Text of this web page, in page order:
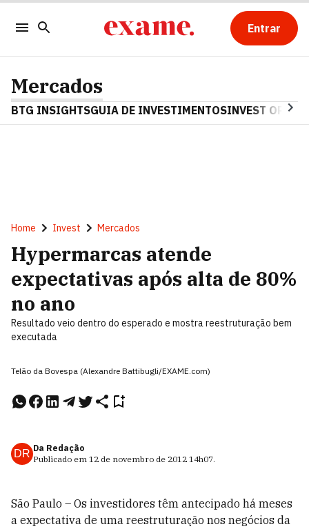
Entrar
Mercados
BTG INSIGHTSGUIA DE INVESTIMENTOSINVEST OPINA
Home Invest Mercados
Hypermarcas atende
expectativas após alta de 80%
no ano
Resultado veio dentro do esperado e mostra reestruturação bem
executada
Telão da Bovespa (Alexandre Battibugli/EXAME.com)
DR Da Redação
Publicado em 12 de novembro de 2012 14h07.
São Paulo – Os investidores têm antecipado há meses
a expectativa de uma reestruturação nos negócios da